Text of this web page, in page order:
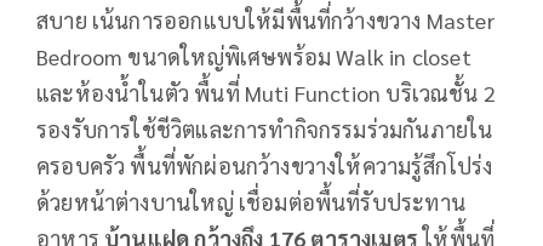
สบาย เน้นการออกแบบให้มีพื้นที่กว้างขวาง Master
Bedroom ขนาดใหญ่พิเศษพร้อม Walk in closet
และห้องน้ำในตัว พื้นที่ Muti Function บริเวณชั้น 2
รองรับการใช้ชีวิตและการทำกิจกรรมร่วมกันภายใน
ครอบครัว พื้นที่พักผ่อนกว้างขวางให้ความรู้สึกโปร่ง
ด้วยหน้าต่างบานใหญ่ เชื่อมต่อพื้นที่รับประทาน
อาหาร บ้านแฝด กว้างถึง 176 ตารางเมตรให้พื้นที่